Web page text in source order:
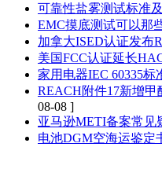
可靠性盐雾测试标准
EMC摸底测试可以那
加拿大ISED认证发布
美国FCC认证延长
家用电器IEC 60335标
REACH附件17新增
08-08 ]
亚马逊METI备案常见
电池DGM空海运鉴定